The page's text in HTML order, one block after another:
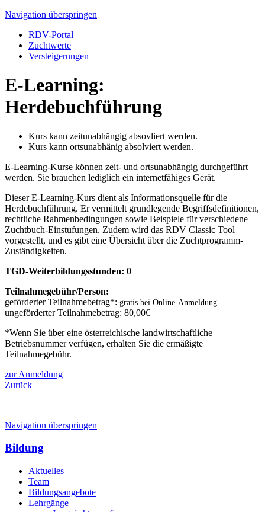
Navigation überspringen
RDV-Portal
Zuchtwerte
Versteigerungen
E-Learning:
Herdebuchführung
Kurs kann zeitunabhängig absovliert werden.
Kurs kann ortsunabhänig absolviert werden.
E-Learning-Kurse können zeit- und ortsunabhängig durchgeführt
werden. Sie brauchen lediglich ein internetfähiges Gerät.
Dieser E-Learning-Kurs dient als Informationsquelle für die
Herdebuchführung. Er vermittelt grundlegende Begriffsdefinitionen,
rechtliche Rahmenbedingungen sowie Beispiele für verschiedene
Zuchtbuch-Einstufungen. Zudem wird das RDV Classic Tool
vorgestellt, und es gibt eine Übersicht über die Zuchtprogramm-
Zuständigkeiten.
TGD-Weiterbildungsstunden: 0
Teilnahmegebühr/Person:
geförderter Teilnahmebetrag*: gratis bei Online-Anmeldung
ungeförderter Teilnahmebetrag: 80,00€
*Wenn Sie über eine österreichische landwirtschaftliche
Betriebsnummer verfügen, erhalten Sie die ermäßigte
Teilnahmegebühr.
zur Anmeldung
Zurück
Navigation überspringen
Bildung
Aktuelles
Team
Bildungsangebote
Lehrgänge